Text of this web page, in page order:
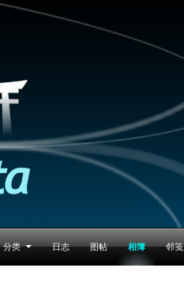
分类 日志 图帖 相簿 邻笺